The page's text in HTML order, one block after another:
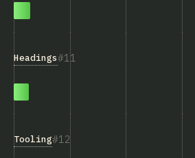
11
Headings
12
Tooling